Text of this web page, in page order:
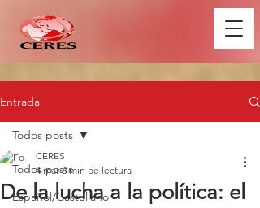
Entrada
Todos posts
Español/Castellano
Todos posts
De la lucha a la política: el
CERES
4 mar 6 min de lectura